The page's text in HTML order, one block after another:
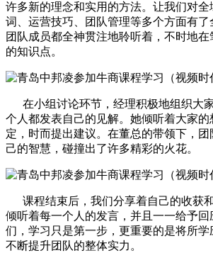
许多新的理念和实用的方法。让我们对
词、运营技巧、团队管理等多个方面有
团队成员都全神贯注地聆听着，不时地
的知识点。
在小组讨论环节，经理积极地组织大
个人都发表自己的见解。她倾听着大家
定，时而提出建议。在董总的带领下，团
己的智慧，碰撞出了许多精彩的火花。
课程结束后，我们分享着自己的收获
倾听着每一个人的发言，并且一一给予
们，学习只是第一步，更重要的是将所学
不断提升团队的整体实力。